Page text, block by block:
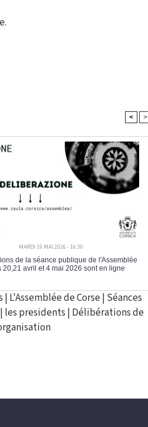
< >
MARDI 19 MAI 2026 - 16:30
de la séance publique de l'Assemblée
20,21 avril et 4 mai 2026 sont en ligne
| L'Assemblée de Corse| Séances
| les presidents | Délibérations de